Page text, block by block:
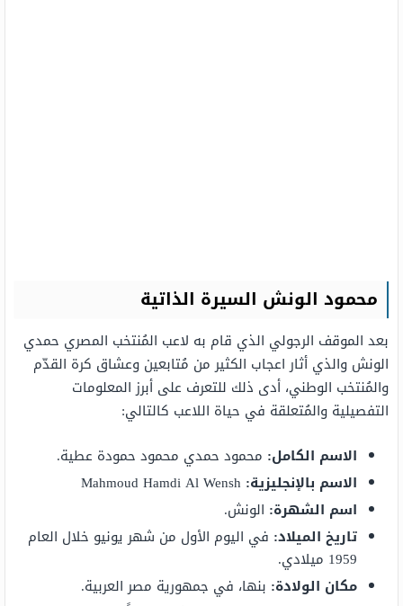
محمود الونش السيرة الذاتية
بعد الموقف الرجولي الذي قام به لاعب المُنتخب المصري حمدي
الونش والذي أثار اعجاب الكثير من مُتابعين وعشاق كرة القدّم
والمُنتخب الوطني، أدى ذلك للتعرف على أبرز المعلومات
التفصيلية والمُتعلقة في حياة اللاعب كالتالي:
الاسم الكامل: محمود حمدي محمود حمودة عطية.
الاسم بالإنجليزية:
اسم الشهرة: الونش.
تاريخ الميلاد: في اليوم الأول من شهر يونيو خلال العام
1959 ميلادي.
مكان الولادة: بنها، في جمهورية مصر العربية.